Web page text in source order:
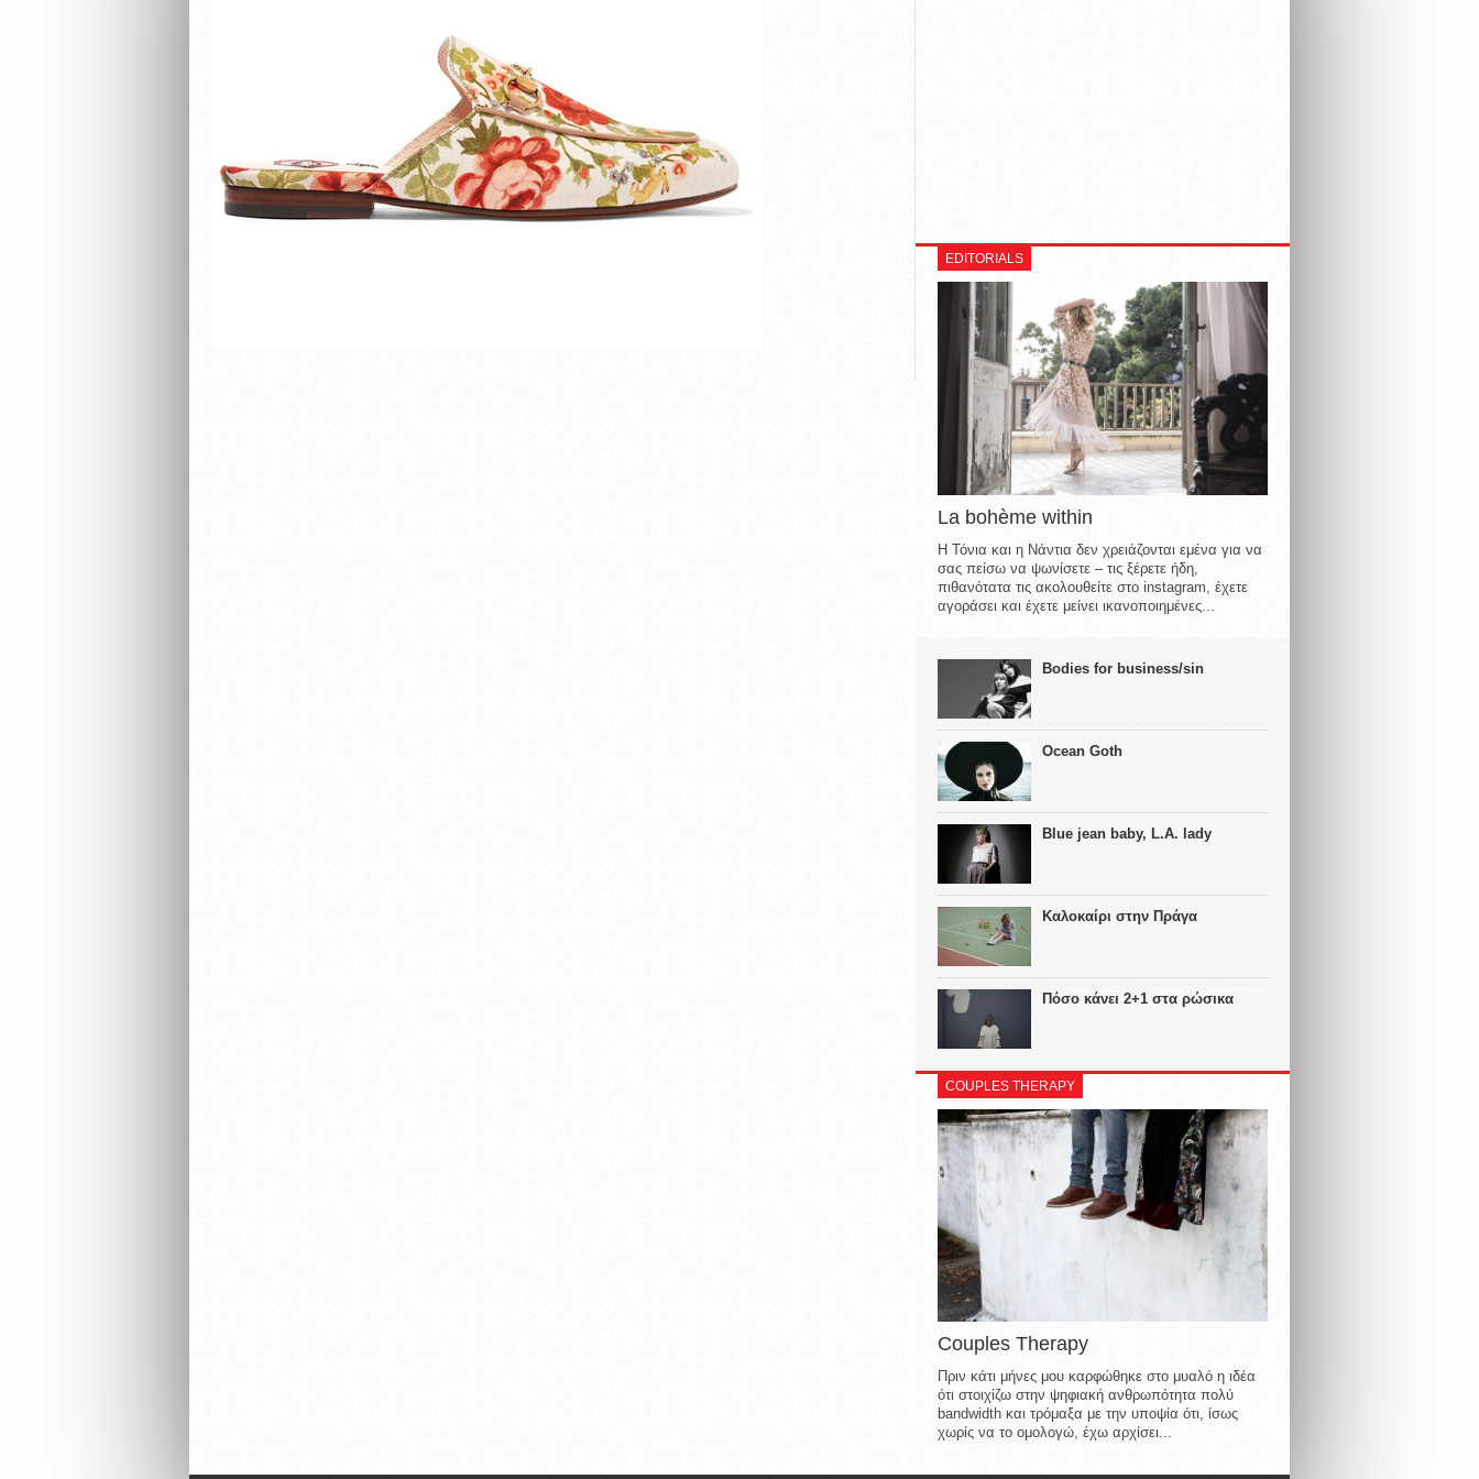
EDITORIALS
La bohème within
Η Τόνια και η Νάντια δεν χρειάζονται εμένα για να
σας πείσω να ψωνίσετε – τις ξέρετε ήδη,
πιθανότατα τις ακολουθείτε στο instagram, έχετε
αγοράσει και έχετε μείνει ικανοποιημένες...
Bodies for business/sin
Ocean Goth
Blue jean baby, L.A. lady
Καλοκαίρι στην Πράγα
Πόσο κάνει 2+1 στα ρώσικα
COUPLES THERAPY
Couples Therapy
Πριν κάτι μήνες μου καρφώθηκε στο μυαλό η ιδέα
ότι στοιχίζω στην ψηφιακή ανθρωπότητα πολύ
bandwidth και τρόμαξα με την υποψία ότι, ίσως
χωρίς να το ομολογώ, έχω αρχίσει...